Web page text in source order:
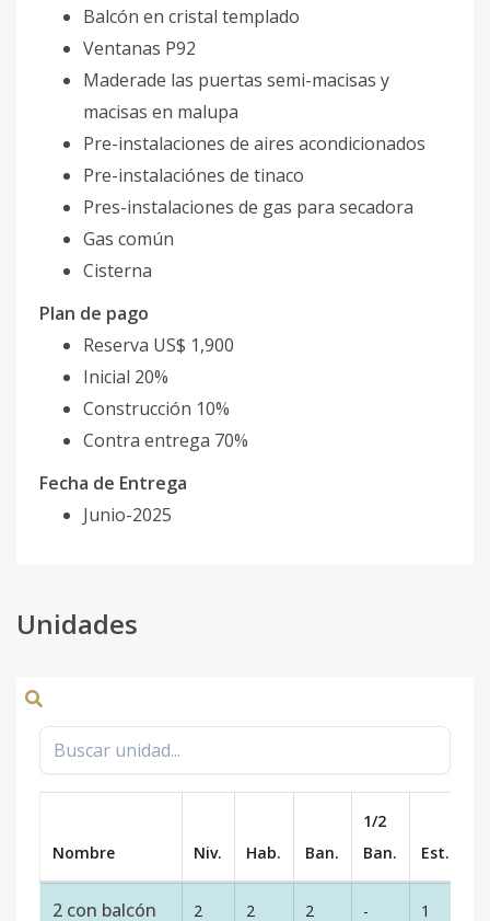
Balcón en cristal templado
Ventanas P92
Maderade las puertas semi-macisas y
macisas en malupa
Pre-instalaciones de aires acondicionados
Pre-instalaciónes de tinaco
Pres-instalaciones de gas para secadora
Gas común
Cisterna
Plan de pago
Reserva US$ 1,900
Inicial 20%
Construcción 10%
Contra entrega 70%
Fecha de Entrega
Junio-2025
Unidades
Nombre Niv. Hab. Ban.
1/2
Ban.
Est.
2 con balcón 2 2 2 - 1